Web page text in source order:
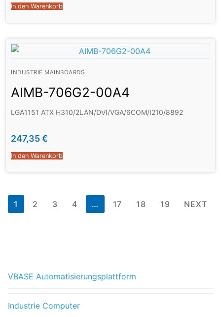
In den Warenkorb
INDUSTRIE MAINBOARDS
AIMB-706G2-00A4
LGA1151 ATX H310/2LAN/DVI/VGA/6COM/I210/8892
247,35€
In den Warenkorb
1 2 3 4 … 17 18 19 NEXT
VBASE Automatisierungsplattform
Industrie Computer